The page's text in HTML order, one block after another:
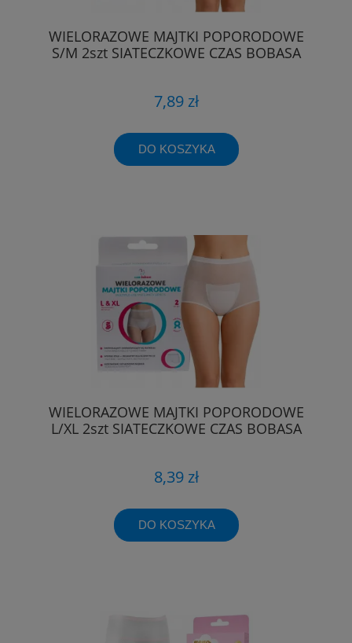
WIELORAZOWE MAJTKI POPORODOWE
S/M 2szt SIATECZKOWE CZAS BOBASA
7,89 zł
DO KOSZYKA
WIELORAZOWE MAJTKI POPORODOWE
L/XL 2szt SIATECZKOWE CZAS BOBASA
8,39 zł
DO KOSZYKA